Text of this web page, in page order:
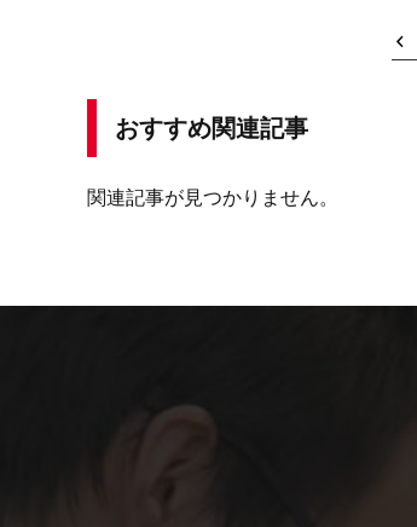
おすすめ関連記事
関連記事が見つかりません。